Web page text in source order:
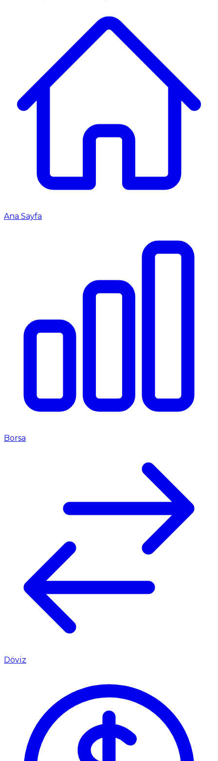
Ana Sayfa
Borsa
Döviz